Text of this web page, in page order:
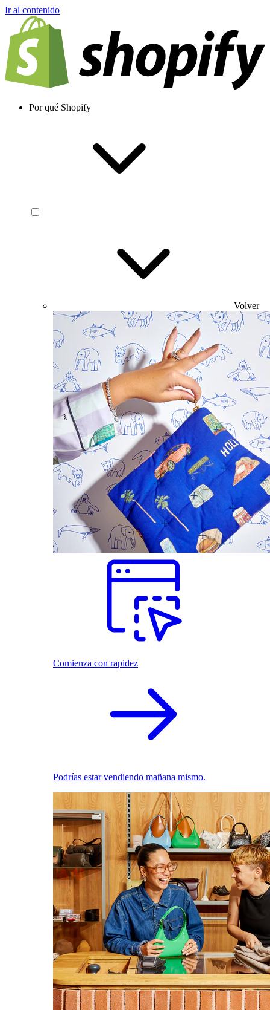
Ir al contenido
Por qué Shopify
Volver
Comienza con rapidez
Podrías estar vendiendo mañana mismo.